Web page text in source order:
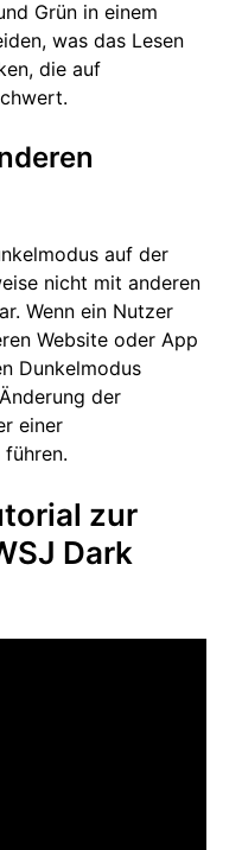
Grün in einem
was das Lesen
die auf
auf der
nicht mit anderen
Wenn ein Nutzer
Website oder App
Dunkelmodus
der
einer
zur
Dark